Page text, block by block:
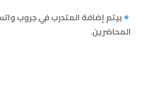
بيتم إضافة المتدرب في جروب
المحاضرين.